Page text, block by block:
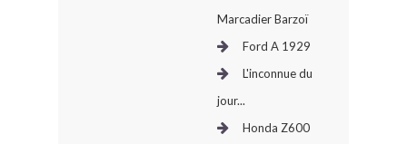
Marcadier Barzoï
Ford A 1929
L'inconnue du
jour...
Honda Z600